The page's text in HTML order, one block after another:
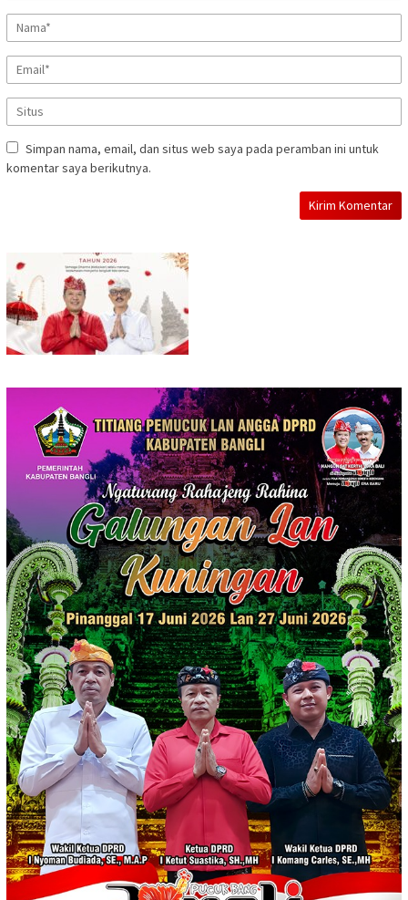
Simpan nama, email, dan situs web saya pada peramban ini untuk
komentar saya berikutnya.